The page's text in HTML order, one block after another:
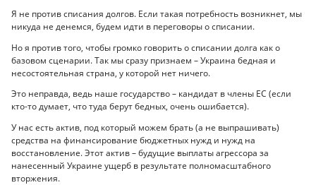
Я не против списания долгов. Если такая потребность возникнет, мы
никуда не денемся, будем идти в переговоры о списании.
Но я против того, чтобы громко говорить о списании долга как о
базовом сценарии. Так мы сразу признаем – Украина бедная и
несостоятельная страна, у которой нет ничего.
Это неправда, ведь наше государство – кандидат в члены ЕС (если
кто-то думает, что туда берут бедных, очень ошибается).
У нас есть актив, под который можем брать (а не выпрашивать)
средства на финансирование бюджетных нужд и нужд на
восстановление. Этот актив – будущие выплаты агрессора за
нанесенный Украине ущерб в результате полномасштабного
вторжения.